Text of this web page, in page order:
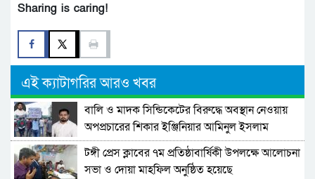
Sharing is caring!
এই ক্যাটাগরির আরও খবর
বালি ও মাদক সিন্ডিকেটের বিরুদ্ধে অবস্থান নেওয়ায়
অপপ্রচারের শিকার ইঞ্জিনিয়ার আমিনুল ইসলাম
ডালিমের অভিযোগ
টঙ্গী প্রেস ক্লাবের ৭ম প্রতিষ্ঠাবার্ষিকী উপলক্ষে আলোচনা
সভা ও দোয়া মাহফিল অনুষ্ঠিত হয়েছে